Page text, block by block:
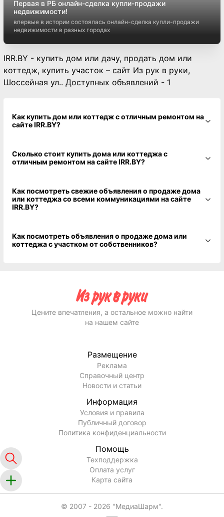
Первая в РБ онлайн-сделка купли-продажи
недвижимости!
впервые в истории состоялась онлайн-сделка купли-продажи
недвижимости в разных городах
IRR.BY - купить дом или дачу, продать дом или
коттедж, купить участок – сайт Из рук в руки,
Шоссейная ул.. Доступных объявлений - 1
Как купить дом или коттедж с отличным ремонтом на
сайте IRR.BY?
Сколько стоит купить дома или коттеджа с
отличным ремонтом на сайте IRR.BY?
Как посмотреть свежие объявления о продаже дома
или коттеджа со всеми коммуникациями на сайте
IRR.BY?
Как посмотреть объявления о продаже дома или
коттеджа с участком от собственников?
Цените впечатления, а остальное можно найти
на нашем сайте
Размещение
Реклама
Справочный центр
Новости и статьи
Информация
Условия и правила
Публичный договор
Политика конфиденциальности
Помощь
Техподдержка
Оплата услуг
Карта сайта
© 2007 - 2026 "МедиаШарм".